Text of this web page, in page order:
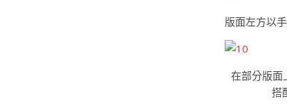
版面左方以
在部分版
搭